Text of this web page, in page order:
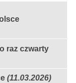
raz czwarty
(11.03.2026)